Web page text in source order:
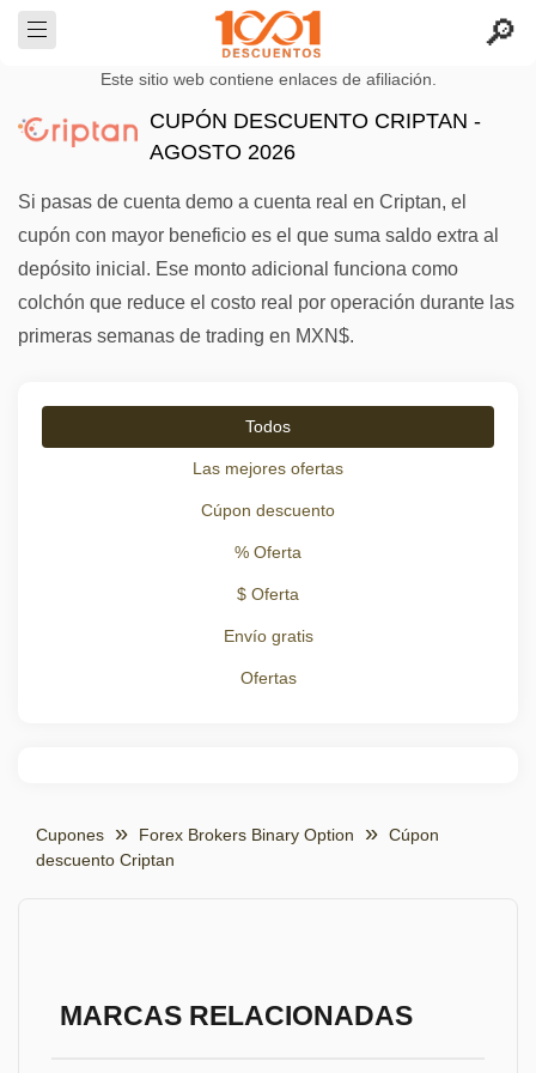
Este sitio web contiene enlaces de afiliación.
CUPÓN DESCUENTO CRIPTAN -
AGOSTO 2026
Si pasas de cuenta demo a cuenta real en Criptan, el
cupón con mayor beneficio es el que suma saldo extra al
depósito inicial. Ese monto adicional funciona como
colchón que reduce el costo real por operación durante las
primeras semanas de trading en MXN$.
Todos
Las mejores ofertas
Cúpon descuento
% Oferta
$ Oferta
Envío gratis
Ofertas
Cupones Forex Brokers Binary Option
Cúpon
descuento Criptan
MARCAS RELACIONADAS